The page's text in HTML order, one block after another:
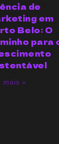
de
em
Belo: O
para
mais »